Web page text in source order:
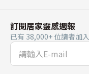
訂閱居家靈感週報
已有 38,000+ 位讀者加入